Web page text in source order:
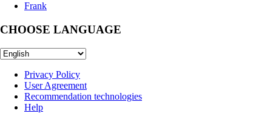
Frank
CHOOSE LANGUAGE
Privacy Policy
User Agreement
Recommendation technologies
Help